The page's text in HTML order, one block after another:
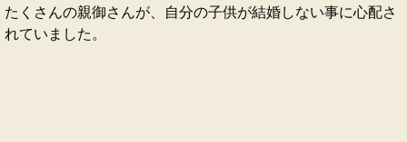
たくさんの親御さんが、自分の子供が結婚しない事に心配さ
れていました。